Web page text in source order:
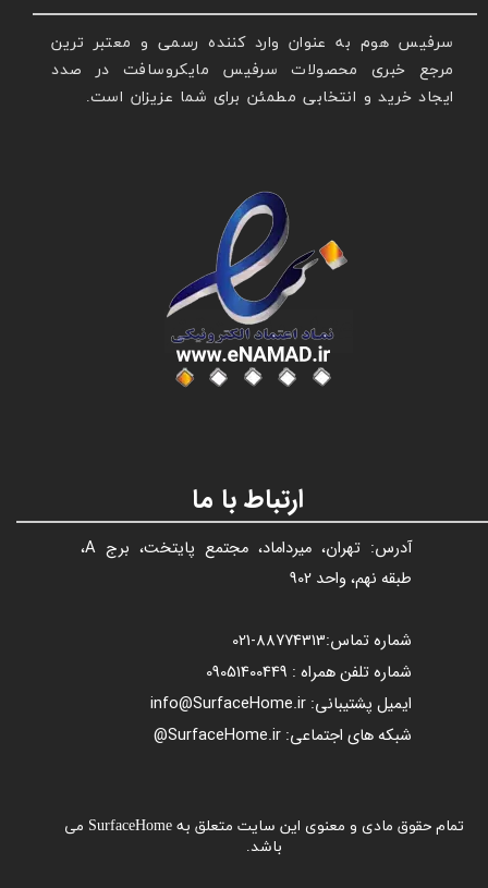
سرفیس هوم به عنوان وارد کننده رسمی و معتبر ترین
مرجع خبری محصولات سرفیس مایکروسافت در صدد
ایجاد خرید و انتخابی مطمئن برای شما عزیزان است.
عنوان با فونت تیتر
آدرس: تهران، میرداماد، مجتمع پایتخت، برج A،
طبقه نهم، واحد 902
شماره تماس:88774313​​​​​​​
-021​​​​​​​
شماره تلفن همراه : 09051400449
ایمیل پشتیبانی: info@SurfaceHome.ir
شبکه های اجتماعی: SurfaceHome.ir@
تمام حقوق مادی و معنوی این سایت متعلق به SurfaceHome می
باشد.
ارتباط با ما